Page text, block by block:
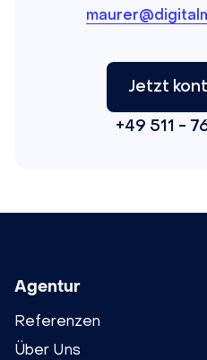
Jetzt
+49 511 -
Agentur
Referenzen
Über Uns